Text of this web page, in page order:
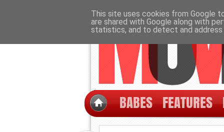
BABES FEATURES
This site uses cookies from Google
are shared with Google along with
statistics, and to detect and address